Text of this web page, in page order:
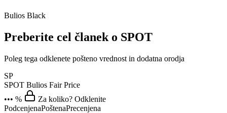
Bulios Black
Preberite cel članek o SPOT
Poleg tega odklenete pošteno vrednost in dodatna orodja
SP
SPOT Bulios Fair Price
••• %
Za koliko? Odklenite
PodcenjenaPoštenaPrecenjena